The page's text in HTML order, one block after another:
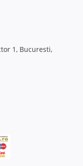
1, Bucuresti,